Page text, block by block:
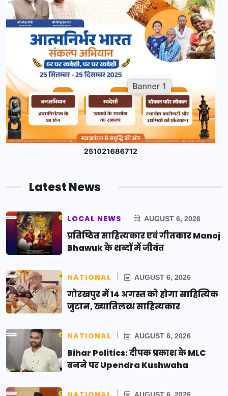
Latest News
LOCAL NEWS AUGUST 6, 2026
प्रतिष्ठित साहित्यकार एवं गीतकार Manoj
Bhawuk के शब्दों में जीवंत
NATIONAL AUGUST 6, 2026
गोरखपुर में 14 अगस्त को होगा साहित्यिक
जुटान, ख्यातिलब्ध साहित्यकार
NATIONAL AUGUST 6, 2026
Bihar Politics: दीपक प्रकाश के MLC
बनने पर Upendra Kushwaha
AUGUST 6, 2026